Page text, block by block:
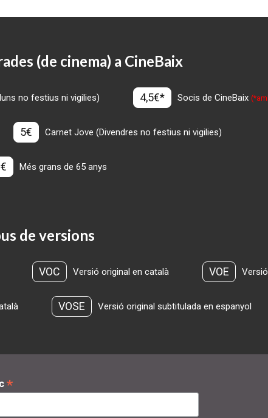
(de cinema) a CineBaix
no festius ni vigilies) 4,5€* Socis de CineBaix
5€ Carnet Jove (Divendres no festius ni vigilies)
Més grans de 65 anys
de versions
VOC Versió original en català VOE
VOSE Versió original subtitulada en espanyol
*